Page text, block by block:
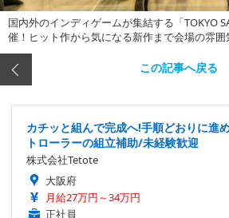
国内外のインディゲームが集結する「TOKYO
催！ヒット作から気になる新作まで会場の雰囲
この記事へ戻る
カチッと組んで完成へ!手順どおりに進
トローラーの組立補助/未経験歓迎
株式会社Tetote
大阪府
月給27万円～34万円
正社員